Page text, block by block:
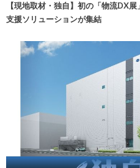
【現地取材・独自】初の「物流DX
支援ソリューションが集結